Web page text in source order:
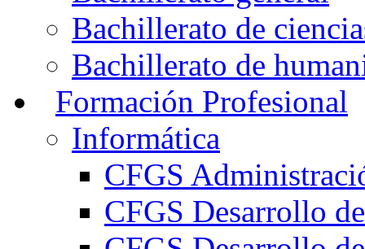
Bachillerato de
Bachillerato de
Formación Profesional
Informática
CFGS
CFGS Desarrollo